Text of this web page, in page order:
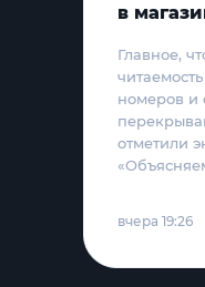
в
Главное,
номеров и
отметили
вчера 19:26